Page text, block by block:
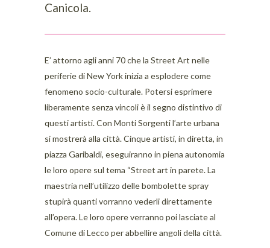
Canicola.
E’ attorno agli anni 70 che la Street Art nelle
periferie di New York inizia a esplodere come
fenomeno socio-culturale. Potersi esprimere
liberamente senza vincoli è il segno distintivo di
questi artisti. Con Monti Sorgenti l’arte urbana
si mostrerà alla città. Cinque artisti, in diretta, in
piazza Garibaldi, eseguiranno in piena autonomia
le loro opere sul tema “Street art in parete. La
maestria nell’utilizzo delle bombolette spray
stupirà quanti vorranno vederli direttamente
all’opera. Le loro opere verranno poi lasciate al
Comune di Lecco per abbellire angoli della città.